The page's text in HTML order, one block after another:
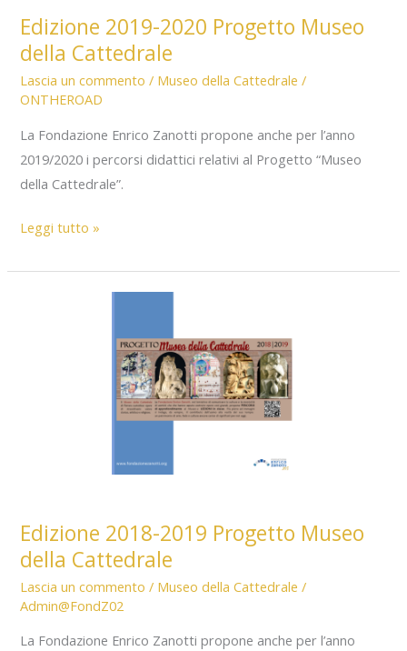
Edizione 2019-2020 Progetto Museo
della Cattedrale
Lascia un commento / Museo della Cattedrale /
ONTHEROAD
La Fondazione Enrico Zanotti propone anche per l’anno
2019/2020 i percorsi didattici relativi al Progetto “Museo
della Cattedrale”.
Edizione
2020
Leggi tutto »
Edizione 2018-2019 Progetto Museo
della Cattedrale
Lascia un commento / Museo della Cattedrale /
Admin@FondZ02
La Fondazione Enrico Zanotti propone anche per l’anno